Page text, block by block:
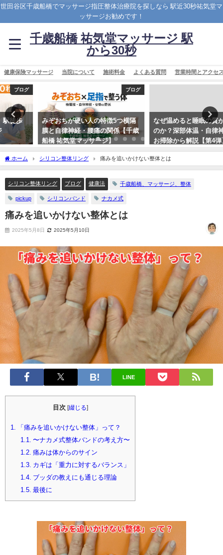
世田谷区千歳船橋でマッサージ指圧整体治療院を探しなら 駅近30秒祐気堂マ
ッサージお勧めです！
千歳船橋 祐気堂マッサージ 駅
から30秒
健康保険マッサージ 当院について 施術料金 よくある質問 営業時間とアクセ
みぞおちが硬い人の特徴5つ横隔
膜と自律神経・腰痛の関係【千歳
船橋 祐気堂マッサージ】
なぜ温めると睡眠の質が良くなる
のか？深部体温・自律神経・脳の
お掃除から解説【第4弾】
ホーム シリコン整体リング 痛みを追いかけない整体とは
シリコン整体リング ブログ 健康法 千歳船橋、マッサージ、整体
pickup シリコンバンド ナカメ式
痛みを追いかけない整体とは
2025年5月8日 2025年5月10日
LINE
目次 綴じる
1.
「痛みを追いかけない整体」って？
1.1.
〜ナカメ式整体バンドの考え方〜
1.2. 痛みは体からのサイン
1.3.
カギは「重力に対するバランス」
1.4.
ブッダの教えにも通じる理論
1.5. 最後に